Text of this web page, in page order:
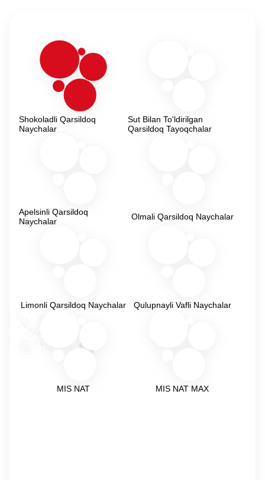
Shokoladli Qarsildoq
Naychalar
Sut Bilan To'ldirilgan
Qarsildoq Tayoqchalar
Apelsinli Qarsildoq
Naychalar
Olmali Qarsildoq Naychalar
Limonli Qarsildoq Naychalar Qulupnayli Vafli Naychalar
MIS NAT MIS NAT MAX